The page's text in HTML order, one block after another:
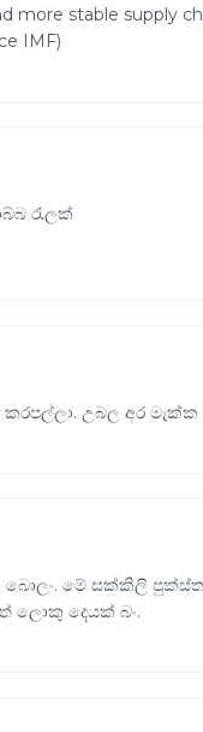
more stable supply
IMF)
රැලක්
උබල අර
මේ සක්කිලි
ලොකු දෙයක් බං.